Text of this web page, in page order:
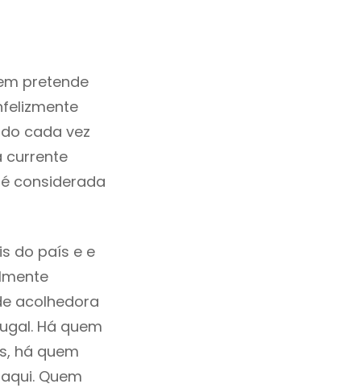
pretende
cada vez
currente
considerada
do país e e
acolhedora
Há quem
há quem
Quem